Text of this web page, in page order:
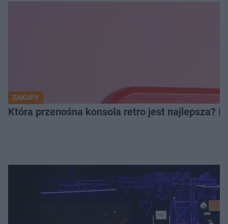
ZAKUPY
Która przenośna konsola retro jest najlepsza?